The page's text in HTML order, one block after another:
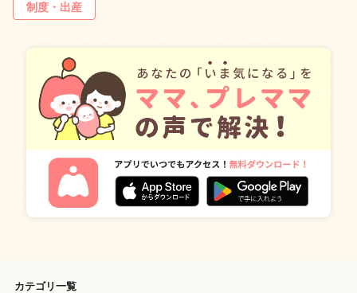
制度・出産
カテゴリ一覧